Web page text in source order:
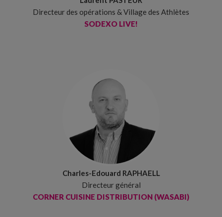
Directeur des opérations & Village des Athlètes
SODEXO LIVE!
Charles-Edouard RAPHAELL
Directeur général
CORNER CUISINE DISTRIBUTION (WASABI)